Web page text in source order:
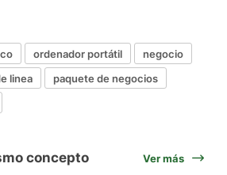
ordenador portátil
negocio
linea
paquete de negocios
concepto Ver más